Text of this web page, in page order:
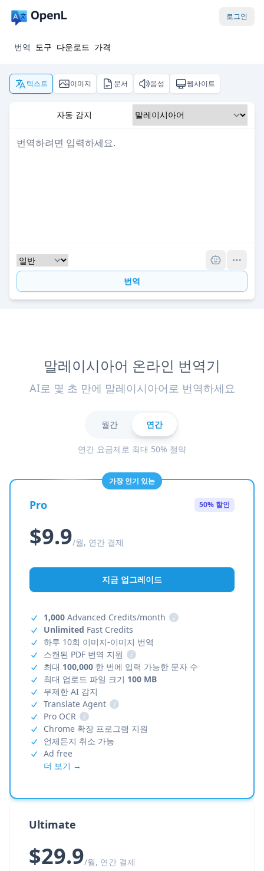
로그인
번역 도구 다운로드 가격
텍스트 이미지 문서 음성 웹사이트
자동 감지
번역
말레이시아어 온라인 번역기
AI로 몇 초 만에 말레이시아어로 번역하세요
월간 연간
연간 요금제로 최대 50% 절약
가장 인기 있는
Pro 50% 할인
$9.9/월, 연간 결제
지금 업그레이드
1,000 Advanced Credits/month
i
Unlimited Fast Credits
하루 10회 이미지-이미지 번역
스캔된 PDF 번역 지원
i
최대 100,000 한 번에 입력 가능한 문자 수
최대 업로드 파일 크기 100 MB
무제한 AI 감지
Translate Agent
i
Pro OCR
i
Chrome 확장 프로그램 지원
언제든지 취소 가능
Ad free
더 보기 →
Ultimate
$29.9/월, 연간 결제